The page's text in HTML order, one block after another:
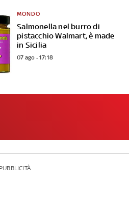
Salmonella nel burro di
pistacchio Walmart, è made
in Sicilia
MONDO
07 ago - 17:18
PUBBLICITÀ